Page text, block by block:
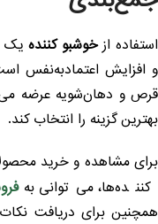
ازخوشبو کننده یک
و افزایش اعتمادبه‌نفس
قرص و دهان‌شویه عرضه
بهترین گزینه را انتخاب کند.
برای مشاهده و خرید
می‌توانی به
همچنین برای دریافت